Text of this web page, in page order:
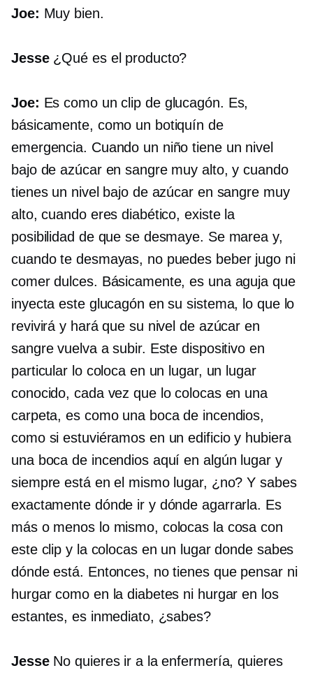
Joe: Muy bien.
Jesse¿Qué es el producto?
Joe: Es como un clip de glucagón. Es,
básicamente, como un botiquín de
emergencia. Cuando un niño tiene un nivel
bajo de azúcar en sangre muy alto, y cuando
tienes un nivel bajo de azúcar en sangre muy
alto, cuando eres diabético, existe la
posibilidad de que se desmaye. Se marea y,
cuando te desmayas, no puedes beber jugo ni
comer dulces. Básicamente, es una aguja que
inyecta este glucagón en su sistema, lo que lo
revivirá y hará que su nivel de azúcar en
sangre vuelva a subir. Este dispositivo en
particular lo coloca en un lugar, un lugar
conocido, cada vez que lo colocas en una
carpeta, es como una boca de incendios,
como si estuviéramos en un edificio y hubiera
una boca de incendios aquí en algún lugar y
siempre está en el mismo lugar, ¿no? Y sabes
exactamente dónde ir y dónde agarrarla. Es
más o menos lo mismo, colocas la cosa con
este clip y la colocas en un lugar donde sabes
dónde está. Entonces, no tienes que pensar ni
hurgar como en la diabetes ni hurgar en los
estantes, es inmediato, ¿sabes?
JesseNo quieres ir a la enfermería, quieres